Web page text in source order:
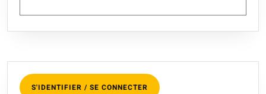
S'IDENTIFIER / SE CONNECTER